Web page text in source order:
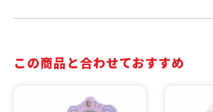
この商品と合わせておすすめ